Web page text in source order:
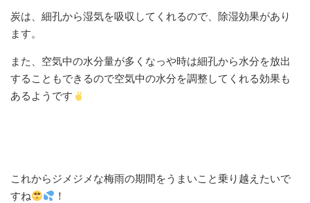
炭は、細孔から湿気を吸収してくれるので、除湿効果があり
ます。
また、空気中の水分量が多くなっや時は細孔から水分を放出
することもできるので空気中の水分を調整してくれる効果も
あるようです
これからジメジメな梅雨の期間をうまいこと乗り越えたいで
すね
！